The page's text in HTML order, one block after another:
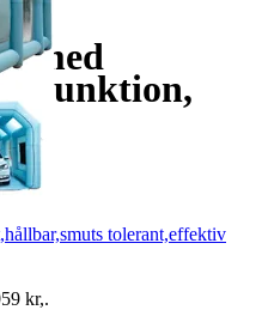
med
tolerant,effektiv
kr,.